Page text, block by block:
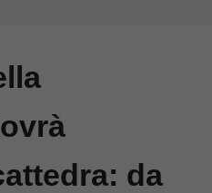
da